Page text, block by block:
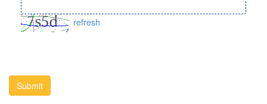
refresh
Submit